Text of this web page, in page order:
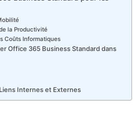
la Productivité
Coûts Informatiques
Office 365 Business Standard dans
Internes et Externes